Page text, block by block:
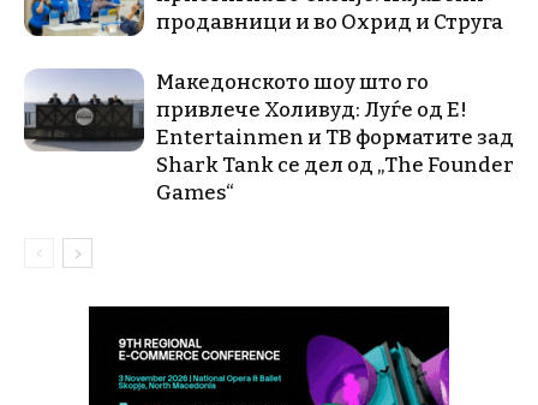
продавници и во Охрид и Струга
Македонското шоу што го
привлече Холивуд: Луѓе од E!
Entertainmen и ТВ форматите зад
Shark Tank се дел од „The Founder
Games“